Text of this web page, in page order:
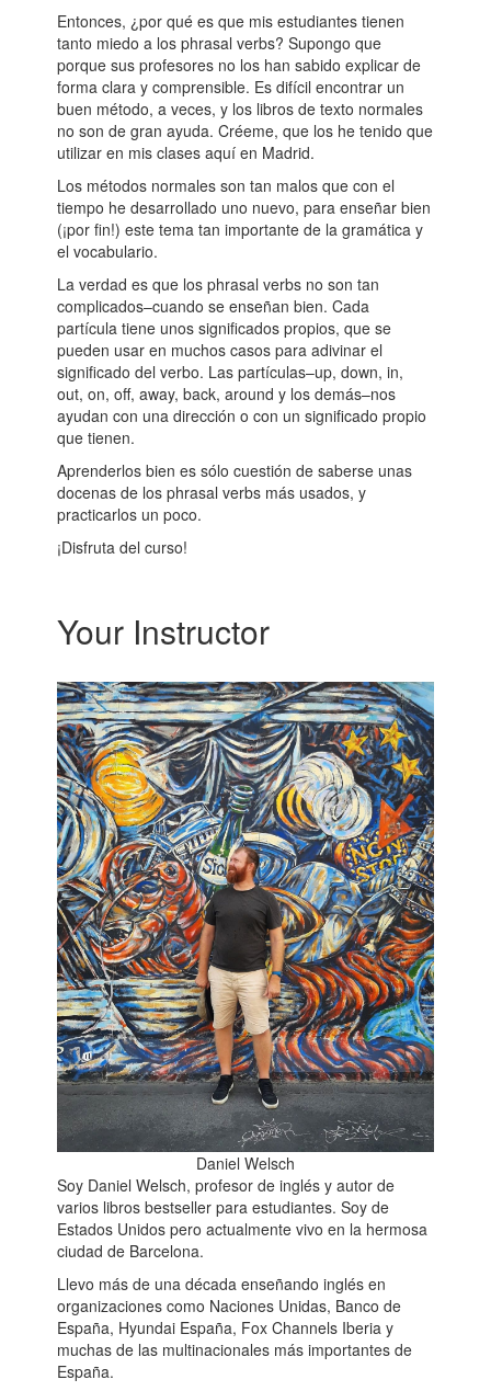
Entonces, ¿por qué es que mis estudiantes tienen
tanto miedo a los phrasal verbs? Supongo que
porque sus profesores no los han sabido explicar de
forma clara y comprensible. Es difícil encontrar un
buen método, a veces, y los libros de texto normales
no son de gran ayuda. Créeme, que los he tenido que
utilizar en mis clases aquí en Madrid.
Los métodos normales son tan malos que con el
tiempo he desarrollado uno nuevo, para enseñar bien
(¡por fin!) este tema tan importante de la gramática y
el vocabulario.
La verdad es que los phrasal verbs no son tan
complicados–cuando se enseñan bien. Cada
partícula tiene unos significados propios, que se
pueden usar en muchos casos para adivinar el
significado del verbo. Las partículas–up, down, in,
out, on, off, away, back, around y los demás–nos
ayudan con una dirección o con un significado propio
que tienen.
Aprenderlos bien es sólo cuestión de saberse unas
docenas de los phrasal verbs más usados, y
practicarlos un poco.
¡Disfruta del curso!
Your Instructor
Daniel Welsch
Soy Daniel Welsch, profesor de inglés y autor de
varios libros bestseller para estudiantes. Soy de
Estados Unidos pero actualmente vivo en la hermosa
ciudad de Barcelona.
Llevo más de una década enseñando inglés en
organizaciones como Naciones Unidas, Banco de
España, Hyundai España, Fox Channels Iberia y
muchas de las multinacionales más importantes de
España.